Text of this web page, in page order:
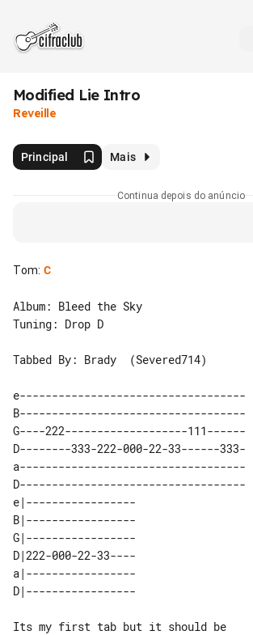
Modified Lie Intro
Reveille
Principal Mais
Continua depois do anúncio
Tom: C
Album: Bleed the Sky
Tuning: Drop D
Tabbed By: Brady  (Severed714)
e-----------------------------------
B-----------------------------------
G----222-------------------111------
D--------333-222-000-22-33------333-
a-----------------------------------
D-----------------------------------
D|222-000-22-
Its my first tab but it should be